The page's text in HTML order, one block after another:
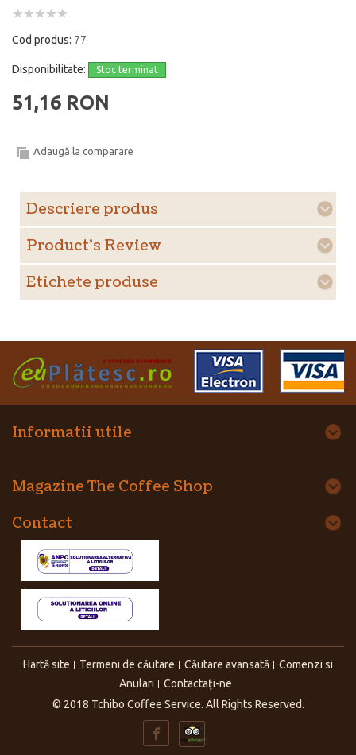
Cod produs: 77
Disponibilitate: Stoc terminat
51,16 RON
Adaugă la comparare
Descriere produs
Product's Review
Etichete produse
Informatii utile
Magazine The Coffee Shop
Contact
Hartă site Termeni de căutare Căutare avansată
Comenzi si
Anulari
Contactaţi-ne
© 2018 Tchibo Coffee Service. All Rights Reserved.